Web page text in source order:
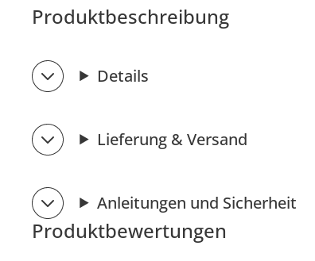
Produktbeschreibung
Details
Lieferung & Versand
Anleitungen und Sicherheit
Produktbewertungen